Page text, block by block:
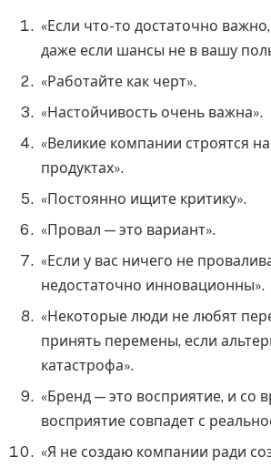
«Если что-то достаточно
даже если шансы не в вашу
«Работайте как черт».
«Настойчивость очень важна».
«Великие компании строятся
продуктах».
«Постоянно ищите критику».
«Провал — это вариант».
«Если у вас ничего не
недостаточно инновационны».
«Некоторые люди не любят
принять перемены, если
катастрофа».
«Бренд — это восприятие, и со
восприятие совпадет с
«Я не создаю компании ради